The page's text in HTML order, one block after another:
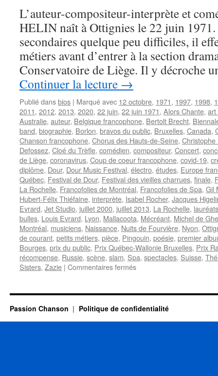
L’auteur-compositeur-interprète et
HELIN naît à Ottignies le 22 juin 1971.
secondaires quelque peu difficiles, il
métiers avant d’entrer à la section
Conservatoire de Liège. Il y décroche
Continuer la lecture →
Publié dansbios | Marqué avec 12 octobre, 1971, 1997, 1998,
2011, 2012, 2013, 2020, 22 juin, 22 juin 1971, Alors Chante, art
Australie, auteur, Belgique francophone, Bertolt Brecht,
band, biographie, Borlon, bravos du public, Bruxelles, Canada,
Chanson francophone, Chorus des Hauts-de-Seine, Christophe
Defossez, Cloé du Trèfle, comédien, compositeur, Concert,
de Liège, coronavirus, Coup de coeur francophone, covid-19,
diplôme, Dour, Dour Music Festival, électro, études, Europe
Québec, Festival de Dour, Festival des vieilles charrues, finale,
La Rochelle, Francofolies de Montréal, Francofolies de Spa, Gil
Hubert-Félix Thiéfaine, interprète, Isabel Rocher, Jacques
Evrard, Jet Studio, juillet 2000, juillet 2013, La Rochelle, lauréats
bulles, Louis Evrard, Lyon, Mallacoota, Mécréant, Michel de
Montréal, musiciens, Naissance, Nuits de Fourvière, Nyon,
de courant, petits métiers, pièce, Pingouin, poésie, premier
Bourges, prix du public, Prix Québec-Wallonie Bruxelles, Prix
récompense, Russie, scène, slam, Spa, spectacles, Suisse,
Sisters, Zazie | Commentaires ferméssur
Passion Chanson Politique de confidentialité